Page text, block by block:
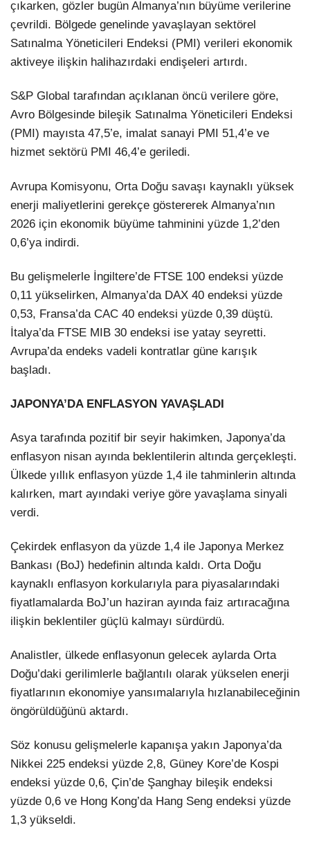
çıkarken, gözler bugün Almanya’nın büyüme verilerine
çevrildi. Bölgede genelinde yavaşlayan sektörel
Satınalma Yöneticileri Endeksi (PMI) verileri ekonomik
aktiveye ilişkin halihazırdaki endişeleri artırdı.
S&P Global tarafından açıklanan öncü verilere göre,
Avro Bölgesinde bileşik Satınalma Yöneticileri Endeksi
(PMI) mayısta 47,5’e, imalat sanayi PMI 51,4’e ve
hizmet sektörü PMI 46,4’e geriledi.
Avrupa Komisyonu, Orta Doğu savaşı kaynaklı yüksek
enerji maliyetlerini gerekçe göstererek Almanya’nın
2026 için ekonomik büyüme tahminini yüzde 1,2’den
0,6’ya indirdi.
Bu gelişmelerle İngiltere’de FTSE 100 endeksi yüzde
0,11 yükselirken, Almanya’da DAX 40 endeksi yüzde
0,53, Fransa’da CAC 40 endeksi yüzde 0,39 düştü.
İtalya’da FTSE MIB 30 endeksi ise yatay seyretti.
Avrupa’da endeks vadeli kontratlar güne karışık
başladı.
JAPONYA’DA ENFLASYON YAVAŞLADI
Asya tarafında pozitif bir seyir hakimken, Japonya’da
enflasyon nisan ayında beklentilerin altında gerçekleşti.
Ülkede yıllık enflasyon yüzde 1,4 ile tahminlerin altında
kalırken, mart ayındaki veriye göre yavaşlama sinyali
verdi.
Çekirdek enflasyon da yüzde 1,4 ile Japonya Merkez
Bankası (BoJ) hedefinin altında kaldı. Orta Doğu
kaynaklı enflasyon korkularıyla para piyasalarındaki
fiyatlamalarda BoJ’un haziran ayında faiz artıracağına
ilişkin beklentiler güçlü kalmayı sürdürdü.
Analistler, ülkede enflasyonun gelecek aylarda Orta
Doğu’daki gerilimlerle bağlantılı olarak yükselen enerji
fiyatlarının ekonomiye yansımalarıyla hızlanabileceğinin
öngörüldüğünü aktardı.
Söz konusu gelişmelerle kapanışa yakın Japonya’da
Nikkei 225 endeksi yüzde 2,8, Güney Kore’de Kospi
endeksi yüzde 0,6, Çin’de Şanghay bileşik endeksi
yüzde 0,6 ve Hong Kong’da Hang Seng endeksi yüzde
1,3 yükseldi.